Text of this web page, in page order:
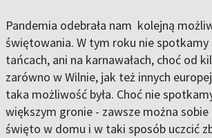
Pandemia odebrała nam kolejną
świętowania. W tym roku nie spotkamy
tańcach, ani na karnawałach, choć od
zarówno w Wilnie, jak też innych
taka możliwość była. Choć nie
większym gronie - zawsze można sobie
święto w domu i w taki sposób uczcić